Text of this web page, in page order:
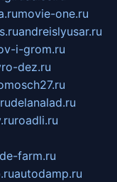
movie-one.ru
andreislyusar.ru
i-grom.ru
dez.ru
delanalad.ru
roadli.ru
farm.ru
autodamp.ru